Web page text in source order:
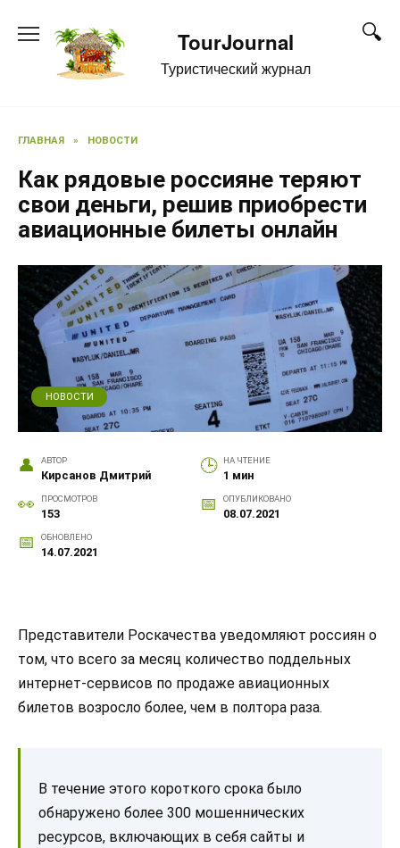
содержанию
TourJournal
Туристический журнал
ГЛАВНАЯ » НОВОСТИ
Как рядовые россияне теряют
свои деньги, решив приобрести
авиационные билеты онлайн
НОВОСТИ
АВТОР
Кирсанов Дмитрий
НА ЧТЕНИЕ
1 мин
ПРОСМОТРОВ
153
ОПУБЛИКОВАНО
08.07.2021
ОБНОВЛЕНО
14.07.2021
Представители Роскачества уведомляют россиян о
том, что всего за месяц количество поддельных
интернет-сервисов по продаже авиационных
билетов возросло более, чем в полтора раза.
В течение этого короткого срока было
обнаружено более 300 мошеннических
ресурсов, включающих в себя сайты и